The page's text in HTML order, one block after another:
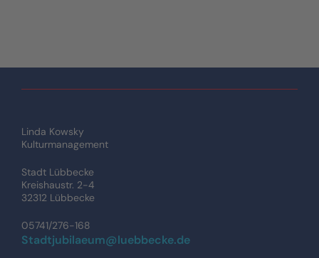
Linda Kowsky
Kulturmanagement
Stadt Lübbecke
Kreishaustr. 2-4
32312 Lübbecke
05741/276-168
Stadtjubilaeum@luebbecke.de